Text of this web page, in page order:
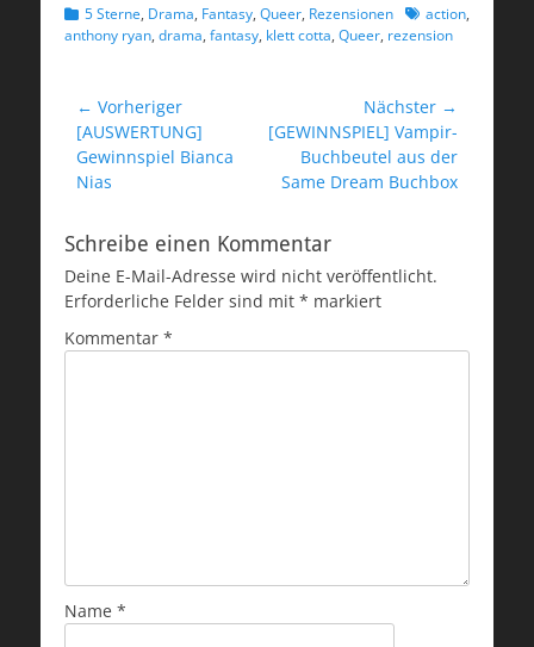
Kategorien
5 Sterne, Drama, Fantasy, Queer, Rezensionen Schlagworte
action,
anthony ryan, drama, fantasy, klett cotta, Queer, rezension
Beitragsnavigation
← Vorheriger
Vorheriger
Beitrag:
[AUSWERTUNG]
Gewinnspiel Bianca
Nias
Nächster →
Nächster
Beitrag:
[GEWINNSPIEL] Vampir-
Buchbeutel aus der
Same Dream Buchbox
Schreibe einen Kommentar
Deine E-Mail-Adresse wird nicht veröffentlicht.
Erforderliche Felder sind mit * markiert
Kommentar *
Name *